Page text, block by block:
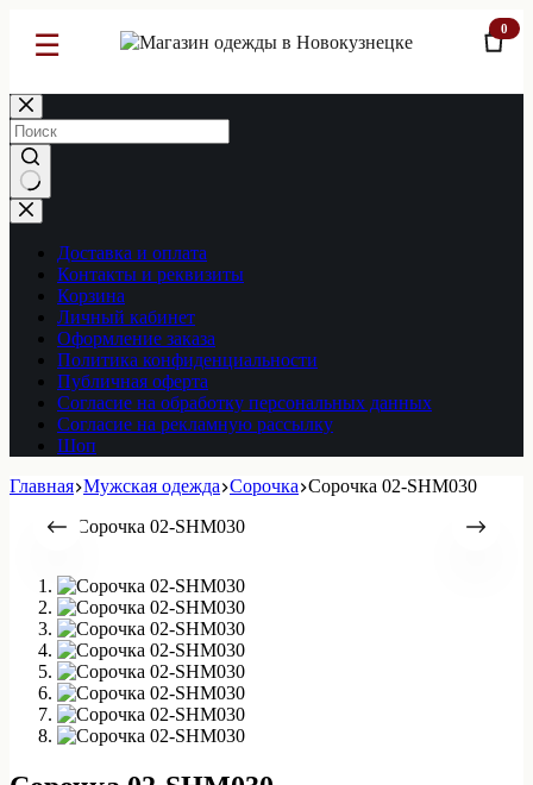
☰ 0
Перейти
к
сути
Ничего
не
найденоДоставка и оплата
Контакты и реквизиты
Корзина
Личный кабинет
Оформление заказа
Политика конфиденциальности
Публичная оферта
Согласие на обработку персональных данных
Согласие на рекламную рассылку
Шоп
Главная Мужская одежда Сорочка Сорочка 02-SHM030